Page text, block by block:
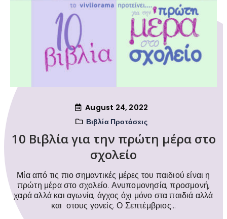
August 24, 2022
Βιβλία Προτάσεις
10 Βιβλία για την πρώτη μέρα στο
σχολείο
Μία από τις πιο σημαντικές μέρες του παιδιού είναι η
πρώτη μέρα στο σχολείο. Ανυπομονησία, προσμονή,
χαρά αλλά και αγωνία, άγχος όχι μόνο στα παιδιά αλλά
και στους γονείς. Ο Σεπτέμβριος...